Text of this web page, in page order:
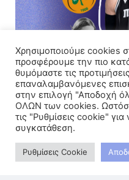
Ο Τσεντί Όσμαν
Η μεταγραφή-
20 Ιουλίου 2026
Χρησιμοποιούμε cookies
προσφέρουμε την πιο
θυμόμαστε τις
επαναλαμβανόμενες
στην επιλογή "Αποδοχή
ΟΛΩΝ των cookies.
τις "Ρυθμίσεις cookie"
συγκατάθεση.
Ρυθμίσεις Cookie